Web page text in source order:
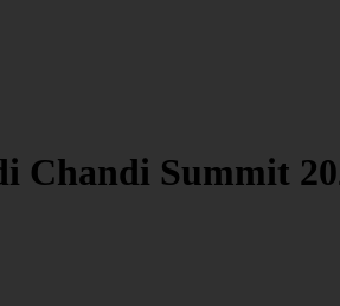
Chandi Summit